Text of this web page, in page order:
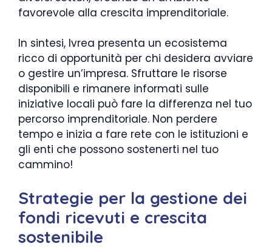
favorevole alla crescita imprenditoriale.
In sintesi, Ivrea presenta un ecosistema
ricco di opportunità per chi desidera avviare
o gestire un’impresa. Sfruttare le risorse
disponibili e rimanere informati sulle
iniziative locali può fare la differenza nel tuo
percorso imprenditoriale. Non perdere
tempo e inizia a fare rete con le istituzioni e
gli enti che possono sostenerti nel tuo
cammino!
Strategie per la gestione dei
fondi ricevuti e crescita
sostenibile